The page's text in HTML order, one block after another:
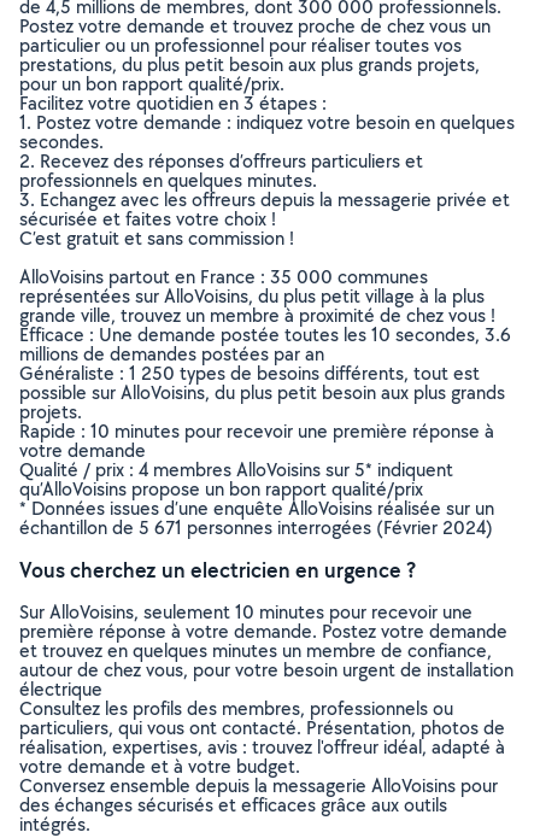
de 4,5 millions de membres, dont 300 000 professionnels.
Postez votre demande et trouvez proche de chez vous un
particulier ou un professionnel pour réaliser toutes vos
prestations, du plus petit besoin aux plus grands projets,
pour un bon rapport qualité/prix.
Facilitez votre quotidien en 3 étapes :
1. Postez votre demande : indiquez votre besoin en quelques
secondes.
2. Recevez des réponses d’offreurs particuliers et
professionnels en quelques minutes.
3. Echangez avec les offreurs depuis la messagerie privée et
sécurisée et faites votre choix !
C’est gratuit et sans commission !
AlloVoisins partout en France : 35 000 communes
représentées sur AlloVoisins, du plus petit village à la plus
grande ville, trouvez un membre à proximité de chez vous !
Efficace : Une demande postée toutes les 10 secondes, 3.6
millions de demandes postées par an
Généraliste : 1 250 types de besoins différents, tout est
possible sur AlloVoisins, du plus petit besoin aux plus grands
projets.
Rapide : 10 minutes pour recevoir une première réponse à
votre demande
Qualité / prix : 4 membres AlloVoisins sur 5* indiquent
qu’AlloVoisins propose un bon rapport qualité/prix
* Données issues d’une enquête AlloVoisins réalisée sur un
échantillon de 5 671 personnes interrogées (Février 2024)
Vous cherchez un electricien en urgence ?
Sur AlloVoisins, seulement 10 minutes pour recevoir une
première réponse à votre demande. Postez votre demande
et trouvez en quelques minutes un membre de confiance,
autour de chez vous, pour votre besoin urgent de installation
électrique
Consultez les profils des membres, professionnels ou
particuliers, qui vous ont contacté. Présentation, photos de
réalisation, expertises, avis : trouvez l'offreur idéal, adapté à
votre demande et à votre budget.
Conversez ensemble depuis la messagerie AlloVoisins pour
des échanges sécurisés et efficaces grâce aux outils
intégrés.